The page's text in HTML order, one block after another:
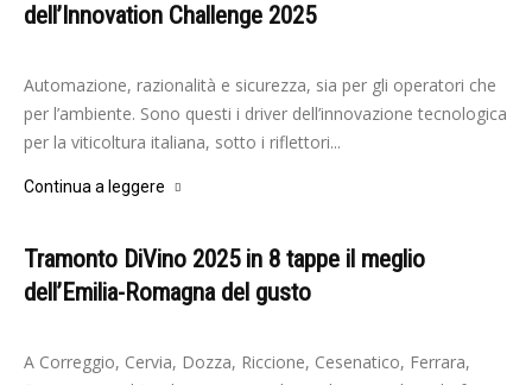
dell’Innovation Challenge 2025
Elisabetta Gori - 10 Giugno 2025
Automazione, razionalità e sicurezza, sia per gli operatori che
per l’ambiente. Sono questi i driver dell’innovazione tecnologica
per la viticoltura italiana, sotto i riflettori...
Continua a leggere
Tramonto DiVino 2025 in 8 tappe il meglio
dell’Emilia-Romagna del gusto
Elisabetta Gori - 8 Aprile 2025
A Correggio, Cervia, Dozza, Riccione, Cesenatico, Ferrara,